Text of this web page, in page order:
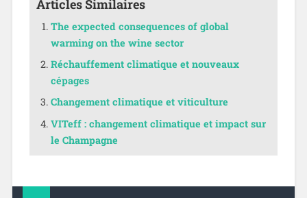
Articles Similaires
The expected consequences of global
warming on the wine sector
Réchauffement climatique et nouveaux
cépages
Changement climatique et viticulture
VITeff : changement climatique et impact sur
le Champagne